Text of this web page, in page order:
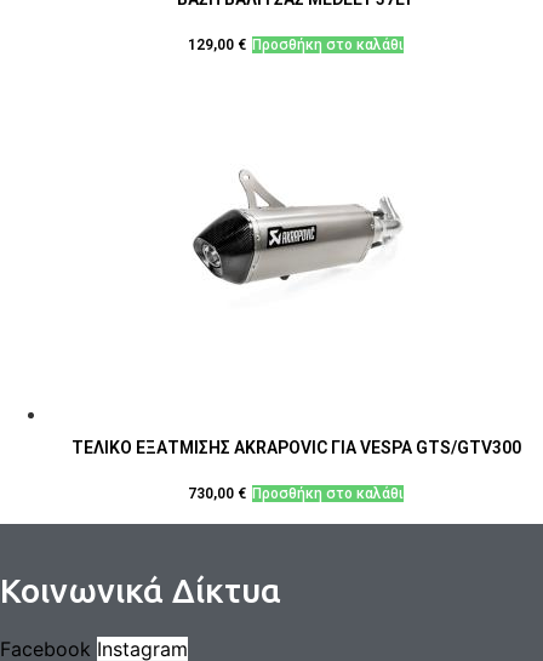
129,00 € Προσθήκη στο καλάθι
ΤΕΛΙΚΟ ΕΞΑΤΜΙΣΗΣ AKRAPOVIC ΓΙΑ VESPA GTS/GTV300
730,00 € Προσθήκη στο καλάθι
Κοινωνικά Δίκτυα
Facebook Instagram